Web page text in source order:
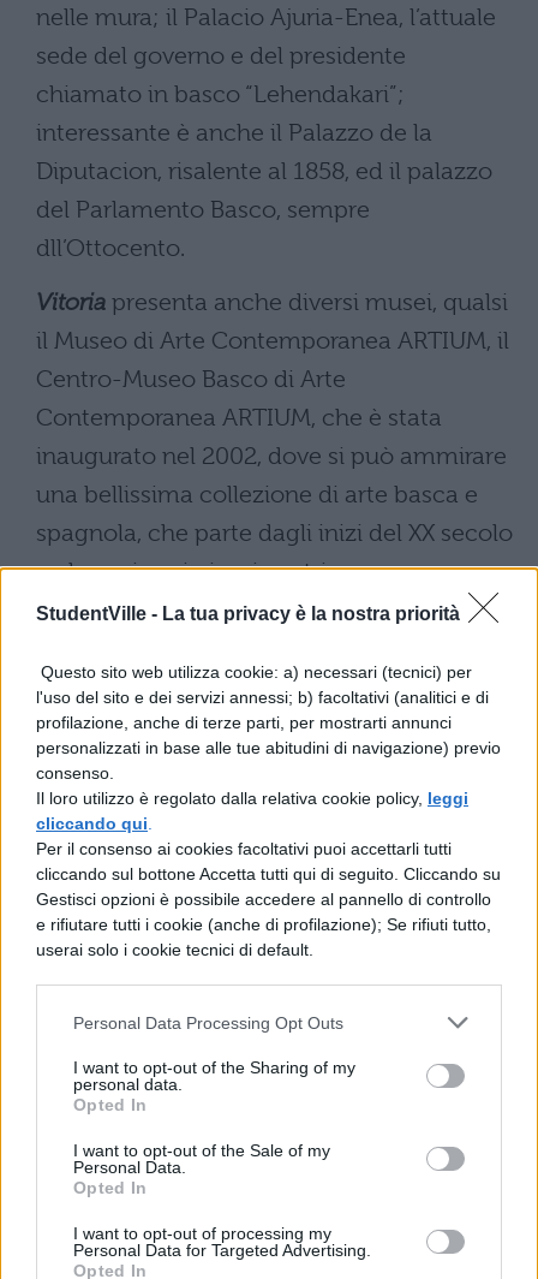
StudentVille - La tua privacy è la nostra priorità
Questo sito web utilizza cookie: a) necessari (tecnici) per
l'uso del sito e dei servizi annessi; b) facoltativi (analitici e di
profilazione, anche di terze parti, per mostrarti annunci
personalizzati in base alle tue abitudini di navigazione) previo
consenso.
Il loro utilizzo è regolato dalla relativa cookie policy, leggi
cliccando qui
Per il consenso ai cookies facoltativi puoi accettarli tutti
cliccando sul bottone Accetta tutti qui di seguito. Cliccando su
Gestisci opzioni è possibile accedere al pannello di controllo
e rifiutare tutti i cookie (anche di profilazione); Se rifiuti tutto,
userai solo i cookie tecnici di default.
Personal Data Processing Opt Outs
I want to opt-out of the Sharing of my
personal data.
Opted In
I want to opt-out of the Sale of my
Personal Data.
Opted In
I want to opt-out of processing my
Personal Data for Targeted Advertising.
Opted In
nelle mura; il Palacio Ajuria-Enea, l’attuale
sede del governo e del presidente
chiamato in basco “Lehendakari”;
interessante è anche il Palazzo de la
Diputacion, risalente al 1858, ed il palazzo
del Parlamento Basco, sempre
dll’Ottocento.
Vitoria presenta anche diversi musei, qualsi
il Museo di Arte Contemporanea ARTIUM, il
Centro-Museo Basco di Arte
Contemporanea ARTIUM, che è stata
inaugurato nel 2002, dove si può ammirare
una bellissima collezione di arte basca e
spagnola, che parte dagli inizi del XX secolo
e che arriva ai giorni nostri.
Da considerare anche il Museo di Belle Arti
del Conte di Dávila, un bellissimo splendido
palazzo in stile eclettico, dove si possono
ammirare delle collezioni di arte basca,
romanica e gotica, fiamminghi e anceh
diversi dipinti che risalgono al XVIII secolo.
Da visitare anche il Museo Archeologico,
che si trova in Plaza de la Burullería,
sicurmente una delle zone più belle della
città, dove sono conservati reperti
preistorici e romani.
Molto interessante è anche il Museo
Provincial de Armeria che è dedicato alle
armi e alle armature che vanno dal XV sec.
al XVI, con armi dei popoli africani ed
asiatici; il Museo delle Scienze Naturali, ed il
Museo Fournier de Naipes, che si